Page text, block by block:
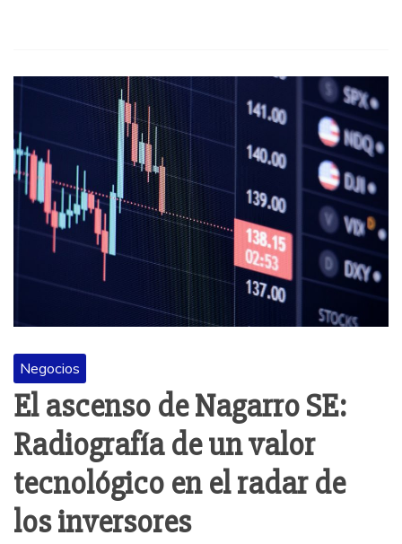
Negocios
El ascenso de Nagarro SE:
Radiografía de un valor
tecnológico en el radar de
los inversores